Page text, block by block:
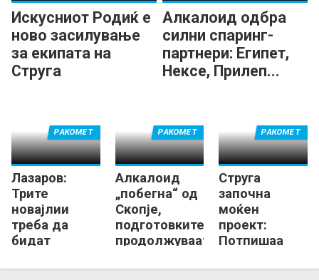
Искусниот Родиќ е
ново засилување
за екипата на
Струга
Алкалоид одбра
силни спаринг-
партнери: Египет,
Нексе, Прилеп...
Лазаров:
Трите
новајлии
треба да
бидат
вредност на
РАКОМЕТ
Алкалоид
„побегна“ од
Скопје,
подготовките
продолжуваат
РАКОМЕТ
Струга
започна
моќен
проект:
Потпишаа
Георгиевски,
РАКОМЕТ